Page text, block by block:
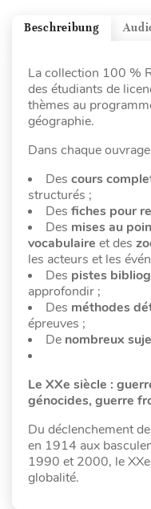
Beschreibung
La collection 100 %
des étudiants de
thèmes au
géographie.
Dans chaque
Des cours
structurés ;
Des fiches pour
Des mises au
vocabulaire et des
les acteurs et les
Des pistes
approfondir ;
Des méthodes
épreuves ;
De nombreux
Le XXe siècle :
génocides, guerre
Du déclenchement
en 1914 aux
1990 et 2000, le
globalité.